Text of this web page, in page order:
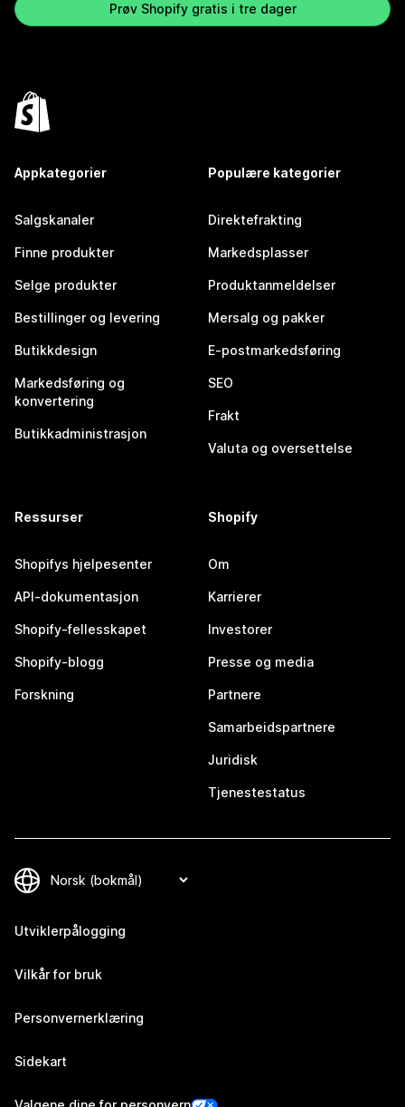
Prøv Shopify gratis i tre dager
Appkategorier
Salgskanaler
Finne produkter
Selge produkter
Bestillinger og levering
Butikkdesign
Markedsføring og
konvertering
Butikkadministrasjon
Populære kategorier
Direktefrakting
Markedsplasser
Produktanmeldelser
Mersalg og pakker
E-postmarkedsføring
SEO
Frakt
Valuta og oversettelse
Ressurser
Shopifys hjelpesenter
API-dokumentasjon
Shopify-fellesskapet
Shopify-blogg
Forskning
Shopify
Om
Karrierer
Investorer
Presse og media
Partnere
Samarbeidspartnere
Juridisk
Tjenestestatus
Utviklerpålogging
Vilkår for bruk
Personvernerklæring
Sidekart